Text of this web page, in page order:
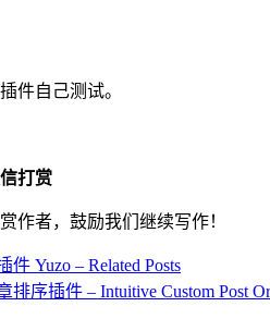
件自己测试。
打赏
作者，鼓励我们继续写作！
件 Yuzo – Related Posts
排序插件 – Intuitive Custom Post